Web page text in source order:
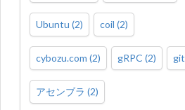
Ubuntu (2) coil (2)
cybozu.com (2) gRPC (2) git
アセンブラ (2)